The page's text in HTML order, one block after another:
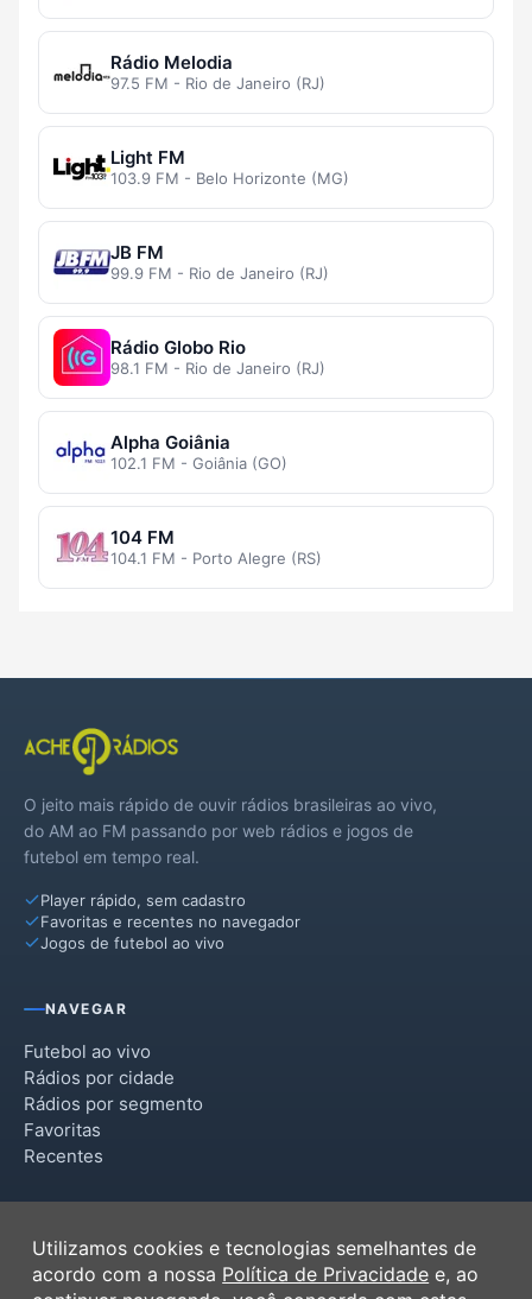
Rádio Melodia
97.5 FM - Rio de Janeiro (RJ)
Light FM
103.9 FM - Belo Horizonte (MG)
JB FM
99.9 FM - Rio de Janeiro (RJ)
Rádio Globo Rio
98.1 FM - Rio de Janeiro (RJ)
Alpha Goiânia
102.1 FM - Goiânia (GO)
104 FM
104.1 FM - Porto Alegre (RS)
O jeito mais rápido de ouvir rádios brasileiras ao vivo,
do AM ao FM passando por web rádios e jogos de
futebol em tempo real.
Player rápido, sem cadastro
Favoritas e recentes no navegador
Jogos de futebol ao vivo
NAVEGAR
Futebol ao vivo
Rádios por cidade
Rádios por segmento
Favoritas
Recentes
Termos de Uso
Política de Privacidade
Utilizamos cookies e tecnologias semelhantes de
acordo com a nossa Política de Privacidade e, ao